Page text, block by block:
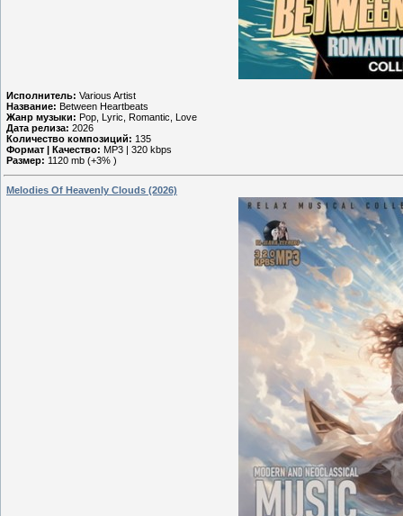
Исполнитель: Various Artist
Название: Between Heartbeats
Жанр музыки: Pop, Lyric, Romantic, Love
Дата релиза: 2026
Количество композиций: 135
Формат | Качество: MP3 | 320 kbps
Размер: 1120 mb (+3% )
Melodies Of Heavenly Clouds (2026)